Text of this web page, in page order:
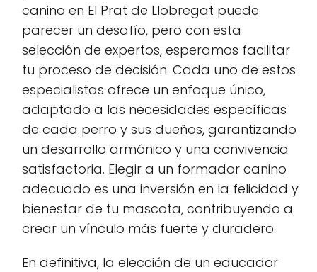
canino en El Prat de Llobregat puede
parecer un desafío, pero con esta
selección de expertos, esperamos facilitar
tu proceso de decisión. Cada uno de estos
especialistas ofrece un enfoque único,
adaptado a las necesidades específicas
de cada perro y sus dueños, garantizando
un desarrollo armónico y una convivencia
satisfactoria. Elegir a un formador canino
adecuado es una inversión en la felicidad y
bienestar de tu mascota, contribuyendo a
crear un vínculo más fuerte y duradero.
En definitiva, la elección de un educador